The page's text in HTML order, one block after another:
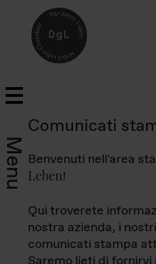
Menu
Comunicati
Benvenuti nell'area
Leben!
Qui troverete
nostra azienda, i
comunicati stampa
Saremo lieti di